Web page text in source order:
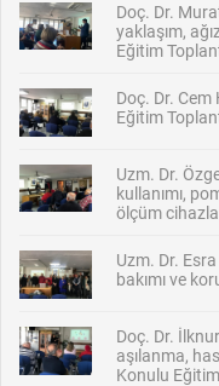
Doç. Dr.
yaklaşım,
Eğitim
Doç. Dr. Cem
Eğitim
Uzm. Dr.
kullanımı,
ölçüm
Uzm. Dr.
bakımı ve
Doç. Dr.
aşılanma,
Konulu